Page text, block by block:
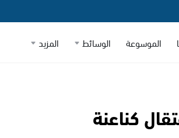
الموسوعة الوسائط المزيد
كناعنة